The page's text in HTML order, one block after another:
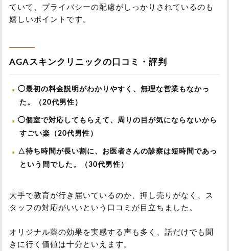
ていて、プライバシーの配慮がしっかりされているのも
嬉しいポイントです。
AGAスキンクリニックの口コミ・評判
◯最初の料金説明がわかりやすく、無理な営業もなかっ
た。（20代男性）
◯個室で対応してもらえて、周りの目が気にならないから
すごい楽（20代男性）
△待ち時間が長い割に、お医者さんの診察は短時間であっ
という間でした。（30代男性）
大手で教育が行き届いているのか、押し売りがなく、ス
タッフの対応がいいという口コミが目立ちました。
オリジナル薬の効果を実感する声も多く、話だけでも聞
きに行く価値は十分といえます。